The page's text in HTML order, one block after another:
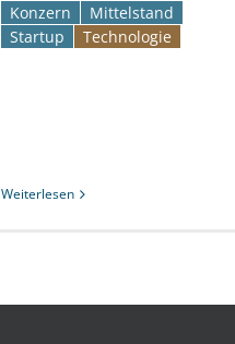
Konzern
Mittelstand
Startup
Technologie
Weiterlesen